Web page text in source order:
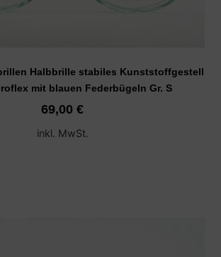
Halbbrille stabiles Kunststoffgestell
mit blauen Federbügeln Gr. S
69,00 €
inkl. MwSt.